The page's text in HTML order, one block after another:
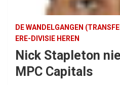
DE WANDELGANGEN
ERE-DIVISIE HEREN
Nick Stapleton
MPC Capitals